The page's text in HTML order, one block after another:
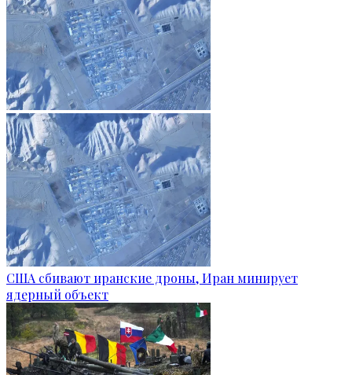
США сбивают иранские дроны, Иран минирует
ядерный объект